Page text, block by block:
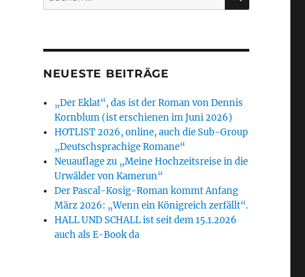
nach:
NEUESTE BEITRÄGE
„Der Eklat“, das ist der Roman von Dennis
Kornblum (ist erschienen im Juni 2026)
HOTLIST 2026, online, auch die Sub-Group
„Deutschsprachige Romane“
Neuauflage zu „Meine Hochzeitsreise in die
Urwälder von Kamerun“
Der Pascal-Kosig-Roman kommt Anfang
März 2026: „Wenn ein Königreich zerfällt“.
HALL UND SCHALL ist seit dem 15.1.2026
auch als E-Book da